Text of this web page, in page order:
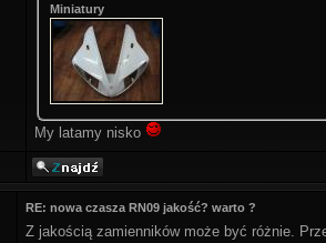
Miniatury
My latamy nisko
RE: nowa czasza RN09 jakość? warto ?
Z jakością zamienników może być różnie.